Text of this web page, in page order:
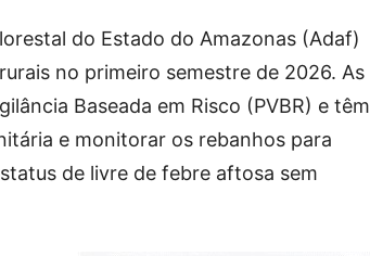
do Estado do Amazonas (Adaf)
no primeiro semestre de 2026. As
Baseada em Risco (PVBR) e têm
e monitorar os rebanhos para
de livre de febre aftosa sem